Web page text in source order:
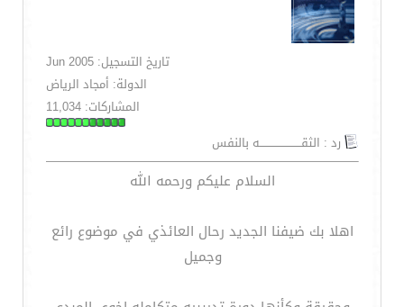
تاريخ التسجيل: Jun 2005
الدولة: أمجاد الرياض
المشاركات: 11,034
رد : الثقـــــــــــــــــــــــه بالنفس
السلام عليكم ورحمه الله
اهلا بك ضيفنا الجديد رحال العائذي في موضوع رائع
وجميل